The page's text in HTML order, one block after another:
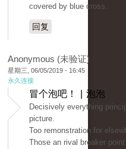
covered by blue cross.
回复
Anonymous (未验证)
星期三, 06/05/2019 - 16:45
永久连接
冒个泡吧！ | 泡泡
Decisively everything
picture.
Too remonstration for
Those an rival breaker